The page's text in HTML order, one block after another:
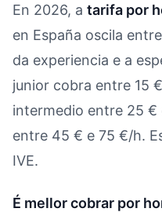
En 2026, a tarifa por
en España oscila entre
da experiencia e a
junior cobra entre 15
intermedio entre 25
entre 45 € e 75 €/h.
IVE.
É mellor cobrar por